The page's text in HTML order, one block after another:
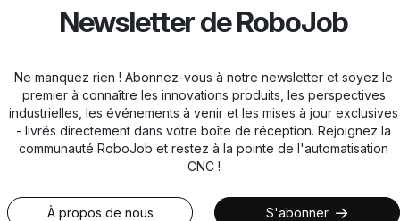
Newsletter de RoboJob
Ne manquez rien ! Abonnez-vous à notre newsletter et soyez le
premier à connaître les innovations produits, les perspectives
industrielles, les événements à venir et les mises à jour exclusives
- livrés directement dans votre boîte de réception. Rejoignez la
communauté RoboJob et restez à la pointe de l'automatisation
CNC !
À propos de nous S'abonner